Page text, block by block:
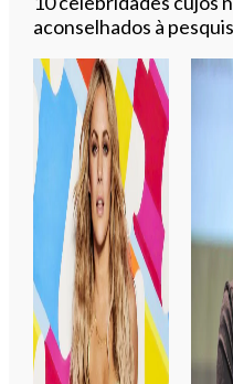
aconselhados à